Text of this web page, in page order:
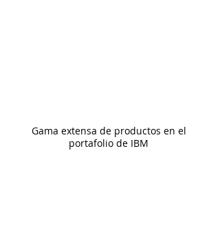
Gama extensa de productos en el
portafolio de IBM